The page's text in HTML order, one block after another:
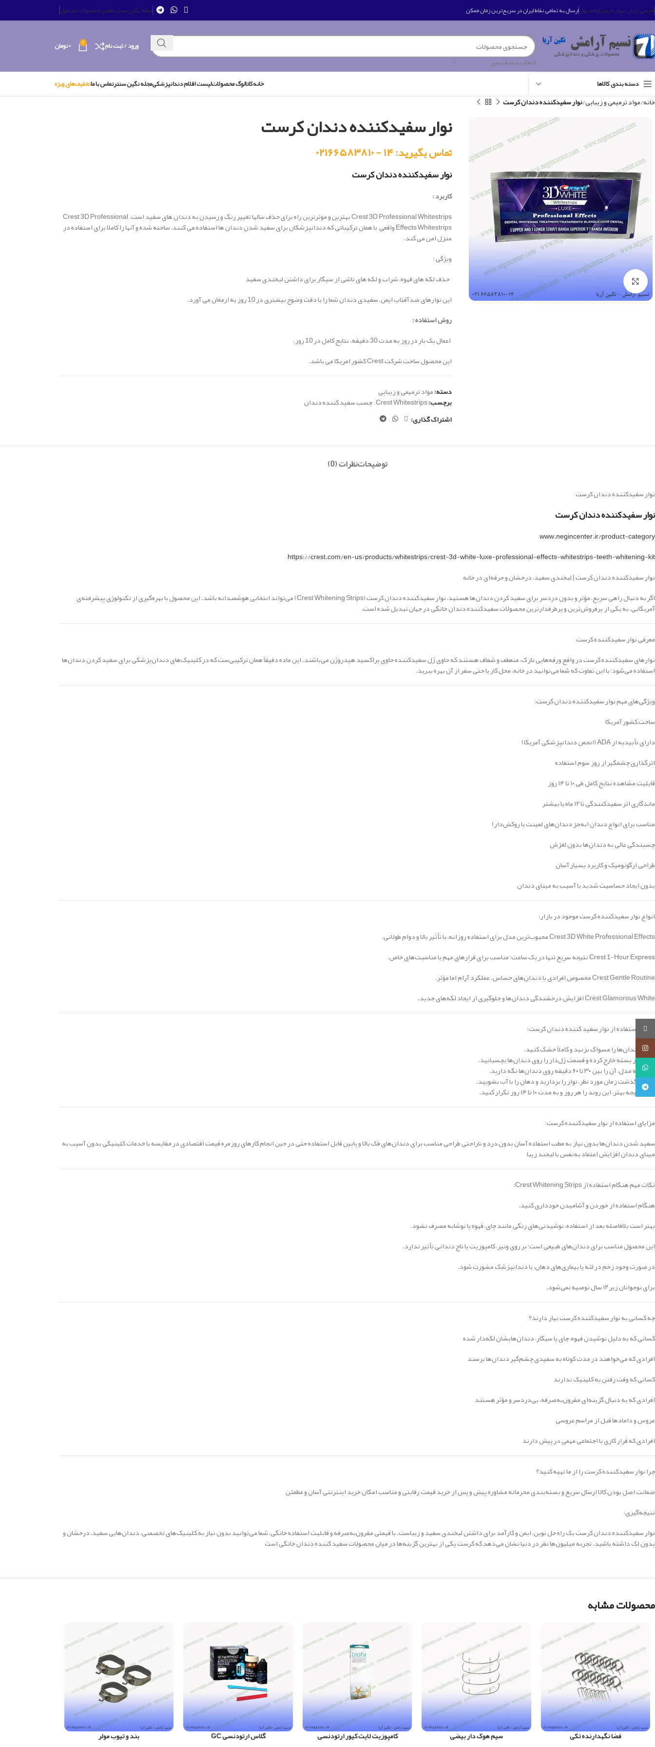
فارسی (زبان پیش فرض)واحد پولارسال به تمامی نقاط ایران در سریع‌ترین زمان ممکن مجله نگین سنترتماس با ماسوالات متداول
انتخاب دسته بندی
ورود / ثبت نام 0 ۰تومان
دسته بندی کالاها خانهکاتالوگ محصولاتلیست اقلام دندانپزشکیمجله نگین سنترتماس با ماتخفیف‌های ویژه
خانه مواد ترمیمی و زیبایی نوار سفیدکننده دندان کرست
نوار سفیدکننده دندان کرست
تماس بگیرید: ۱۴ - ۰۲۱۶۶۵۸۳۸۱۰
نوار سفیدکننده دندان کرست
کاربرد :
Crest 3D Professional Whitestrips بهترین و موثرترین راه برای حذف سالها تغییر رنگ و رسیدن به دندان های سفید است.
Crest 3D Professional
Effects Whitestrips واقعی با همان ترکیباتی که دندانپزشکان برای سفید شدن دندان ها استفاده می کنند، ساخته شده و آنها را کاملا برای استفاده در
منزل امن می کند.
ویژگی :
حذف لکه های قهوه، شراب و لکه های ناشی از سیگار برای داشتن لبخندی سفید
این نوارهای ضدآفتاب ایمن، سفیدی دندان شما را با دقت وضوح بیشتری در 10 روز به ارمغان می آورد.
روش استفاده :
اعمال یک بار در روز به مدت 30 دقیقه.
نتایج کامل در 10 روز.
این محصول ساخت شرکت Crest کشور امریکا می باشد.
دسته:مواد ترمیمی و زیبایی
برچسب:Crest Whitestrips
,چسب سفید کننده دندان
اشتراک گذاری:
توضیحاتنظرات (0)
نوار سفیدکننده دندان کرست
نوار سفیدکننده دندان کرست
www.negincenter.ir/product-category
https://crest.com/en-us/products/whitestrips/crest-3d-white-luxe-professional-effects-whitestrips-teeth-whitening-kit
نوار سفیدکننده دندان کرست | لبخندی سفید، درخشان و حرفه‌ای در خانه
اگر به دنبال راهی سریع، مؤثر و بدون دردسر برای سفید کردن دندان‌ها هستید، نوار سفیدکننده دندان کرست (Crest Whitening Strips) می‌تواند انتخابی هوشمندانه باشد. این محصول با بهره‌گیری از تکنولوژی پیشرفته‌ی
آمریکایی، به یکی از پرفروش‌ترین و پرطرفدارترین محصولات سفیدکننده دندان خانگی در جهان تبدیل شده است.
معرفی نوار سفیدکننده کرست
نوارهای سفیدکننده کرست در واقع ورقه‌هایی نازک، منعطف و شفاف هستند که حاوی ژل سفیدکننده حاوی پراکسید هیدروژن می‌باشند. این ماده دقیقاً همان ترکیبی‌ست که در کلینیک‌های دندان‌پزشکی برای سفید کردن دندان‌ها
استفاده می‌شود؛ با این تفاوت که شما می‌توانید در خانه، محل کار یا حتی سفر از آن بهره ببرید.
ویژگی‌های مهم نوار سفیدکننده دندان کرست:
ساخت کشور آمریکا
دارای تأییدیه از ADA (انجمن دندانپزشکی آمریکا)
اثرگذاری چشمگیر از روز سوم استفاده
قابلیت مشاهده نتایج کامل طی ۱۰ تا ۱۴ روز
ماندگاری اثر سفیدکنندگی تا ۱۲ ماه یا بیشتر
مناسب برای انواع دندان (به‌جز دندان‌های لمینت یا روکش‌دار)
چسبندگی عالی به دندان‌ها بدون لغزش
طراحی ارگونومیک و کاربرد بسیار آسان
بدون ایجاد حساسیت شدید یا آسیب به مینای دندان
انواع نوار سفیدکننده کرست موجود در بازار:
Crest 3D White Professional Effects محبوب‌ترین مدل برای استفاده روزانه، با تأثیر بالا و دوام طولانی.
Crest 1-Hour Express نتیجه سریع تنها در یک ساعت؛ مناسب برای قرارهای مهم یا مناسبت‌های خاص.
Crest Gentle Routine مخصوص افرادی با دندان‌های حساس. عملکرد آرام اما مؤثر.
Crest Glamorous White افزایش درخشندگی دندان‌ها و جلوگیری از ایجاد لکه‌های جدید.
طریقه استفاده از نوار سفید کننده دندان کرست:
ابتدا دندان‌ها را مسواک بزنید و کاملاً خشک کنید.
نوار را از بسته خارج کرده و قسمت ژل‌دار را روی دندان‌ها بچسبانید.
بسته به مدل، آن را بین ۳۰ تا ۶۰ دقیقه روی دندان‌ها نگه دارید.
پس از گذشت زمان مورد نظر، نوار را بردارید و دهان را با آب بشویید.
برای نتیجه بهتر، این روند را هر روز و به مدت ۱۰ تا ۱۴ روز تکرار کنید.
مزایای استفاده از نوار سفیدکننده کرست:
سفید شدن دندان‌ها بدون نیاز به مطب استفاده آسان بدون درد و ناراحتی طراحی مناسب برای دندان‌های فک بالا و پایین قابل استفاده حتی در حین انجام کارهای روزمره قیمت اقتصادی در مقایسه با خدمات کلینیکی بدون آسیب به
مینای دندان افزایش اعتماد به‌نفس با لبخند زیبا
نکات مهم هنگام استفاده از Crest Whitening Strips:
هنگام استفاده از خوردن و آشامیدن خودداری کنید.
بهتر است بلافاصله بعد از استفاده، نوشیدنی‌های رنگی مانند چای، قهوه یا نوشابه مصرف نشود.
این محصول مناسب برای دندان‌های طبیعی است؛ بر روی ونیر، کامپوزیت یا تاج دندانی تأثیر ندارد.
در صورت وجود زخم در لثه یا بیماری‌های دهان، با دندانپزشک مشورت شود.
برای نوجوانان زیر ۱۲ سال توصیه نمی‌شود.
چه کسانی به نوار سفیدکننده کرست نیاز دارند؟
کسانی که به دلیل نوشیدن قهوه، چای یا سیگار، دندان‌هایشان لکه‌دار شده
افرادی که می‌خواهند در مدت کوتاه به سفیدی چشم‌گیر دندان‌ها برسند
کسانی که وقت رفتن به کلینیک ندارند
افرادی که به دنبال گزینه‌ای مقرون‌به‌صرفه، بی‌دردسر و مؤثر هستند
عروس و دامادها قبل از مراسم عروسی
افرادی که قرار کاری یا اجتماعی مهمی در پیش دارند
چرا نوار سفیدکننده کرست را از ما تهیه کنید؟
ضمانت اصل بودن کالا ارسال سریع و بسته‌بندی محرمانه مشاوره پیش و پس از خرید قیمت رقابتی و مناسب امکان خرید اینترنتی آسان و مطمئن
نتیجه‌گیری:
نوار سفیدکننده دندان کرست یک راه حل نوین، ایمن و کارآمد برای داشتن لبخندی سفید و زیباست. با قیمتی مقرون‌به‌صرفه و قابلیت استفاده خانگی، شما می‌توانید بدون نیاز به کلینیک‌های تخصصی، دندان‌هایی سفید، درخشان و
بدون لک داشته باشید. تجربه میلیون‌ها نفر در دنیا نشان می‌دهد که کرست یکی از بهترین گزینه‌ها در میان محصولات سفید کننده دندان خانگی است
محصولات مشابه
فضا نگهدارنده تکی سیم هوک دار بیضی کامپوزیت لایت کیور ارتودنسی گلاس ارتودنسی GC بند و تیوب مولر
روبیکا
اینستاگرام
واتساپ
تلگرام